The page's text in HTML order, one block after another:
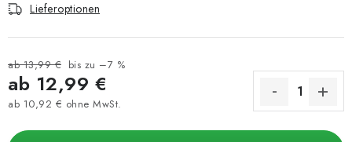
Lieferoptionen
ab 13,99 € bis zu –7 %
ab 12,99 €
ab 10,92 € ohne MwSt.